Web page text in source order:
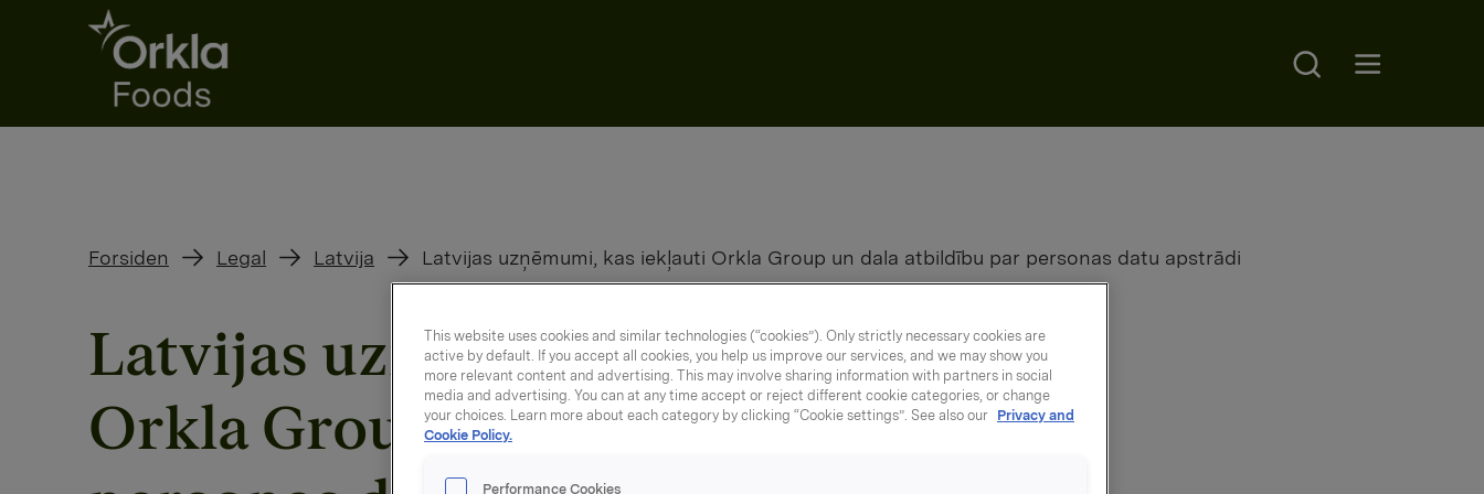
Go to frontpage
Search
Forsiden Legal Latvija Latvijas uzņēmumi, kas iekļauti Orkla Group un dala atbildību par personas datu apstrādi
Latvijas uzņēmumi, kas iekļauti
Orkla Group un dala atbildību par
This website uses cookies and similar technologies (“cookies”). Only strictly necessary cookies are
active by default. If you accept all cookies, you help us improve our services, and we may show you
more relevant content and advertising. This may involve sharing information with partners in social
media and advertising. You can at any time accept or reject different cookie categories, or change
your choices. Learn more about each category by clicking “Cookie settings”. See also our Privacy and
Cookie Policy.
Performance Cookies